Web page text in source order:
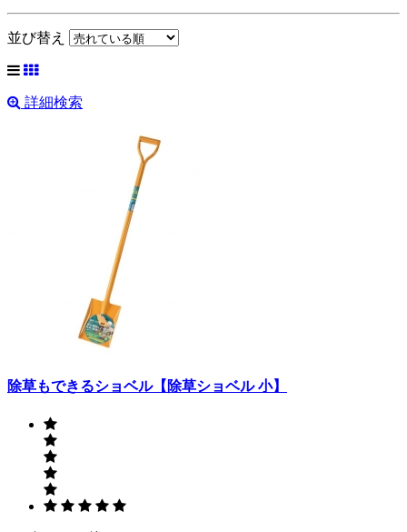
並び替え
詳細検索
除草もできるショベル【除草ショベル 小】